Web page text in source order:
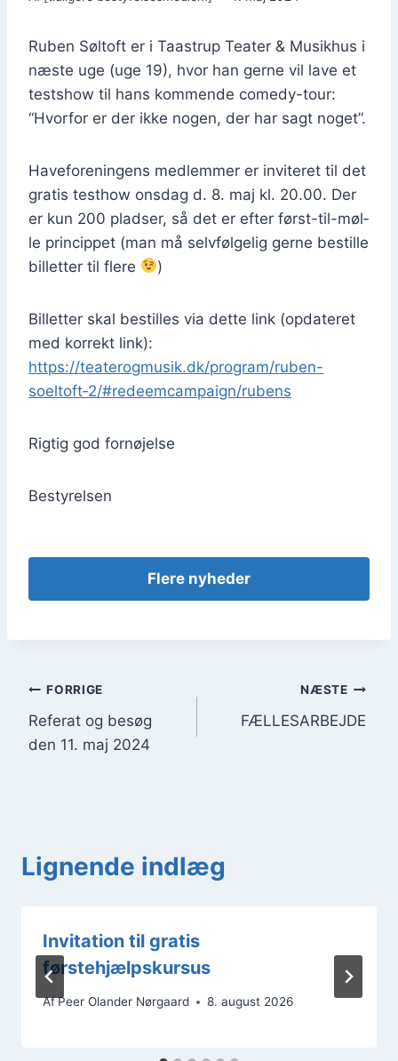
Ruben Sølt­oft er i Taa­strup Tea­ter & Musik­hus i
næste uge (uge 19), hvor han ger­ne vil lave et
tests­how til hans kom­men­de come­dy-tour:
“Hvor­for er der ikke nogen, der har sagt noget”.
Have­for­e­nin­gens med­lem­mer er invi­te­ret til det
gra­tis test­how ons­dag d. 8. maj kl. 20.00. Der
er kun 200 plad­ser, så det er efter først-til-møl­
le prin­cip­pet (man må selv­føl­ge­lig ger­ne bestil­le
bil­let­ter til fle­re
)
Bil­let­ter skal bestil­les via det­te link (opda­te­ret
med kor­rekt link):
https://teaterogmusik.dk/program/ruben-
soeltoft‑2/#redeemcampaign/rubens
Rig­tig god for­nø­jel­se
Besty­rel­sen
Fle­re nyhe­der
Indlægsnavigation
FORRIGE
Referat og besøg
den 11. maj 2024
NÆSTE
FÆLLESARBEJDE
Lignende indlæg
Invitation til gratis
førstehjælpskursus
AfPeer Olander Nørgaard 8. august 2026